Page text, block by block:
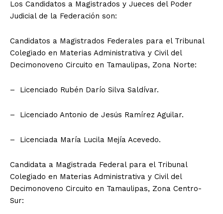
Los Candidatos a Magistrados y Jueces del Poder
Judicial de la Federación son:
Candidatos a Magistrados Federales para el Tribunal
Colegiado en Materias Administrativa y Civil del
Decimonoveno Circuito en Tamaulipas, Zona Norte:
– Licenciado Rubén Darío Silva Saldívar.
– Licenciado Antonio de Jesús Ramírez Aguilar.
– Licenciada María Lucila Mejía Acevedo.
Candidata a Magistrada Federal para el Tribunal
Colegiado en Materias Administrativa y Civil del
Decimonoveno Circuito en Tamaulipas, Zona Centro-
Sur: